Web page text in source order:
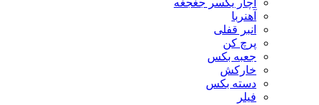
آچار یکسر جغجغه
آهنربا
انبر قفلی
پرچ کن
جعبه بکس
خارکش
دسته بکس
فیلر